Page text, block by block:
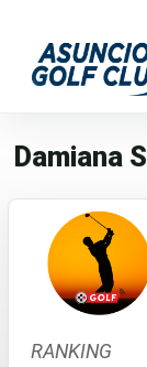
Damiana
RANKING